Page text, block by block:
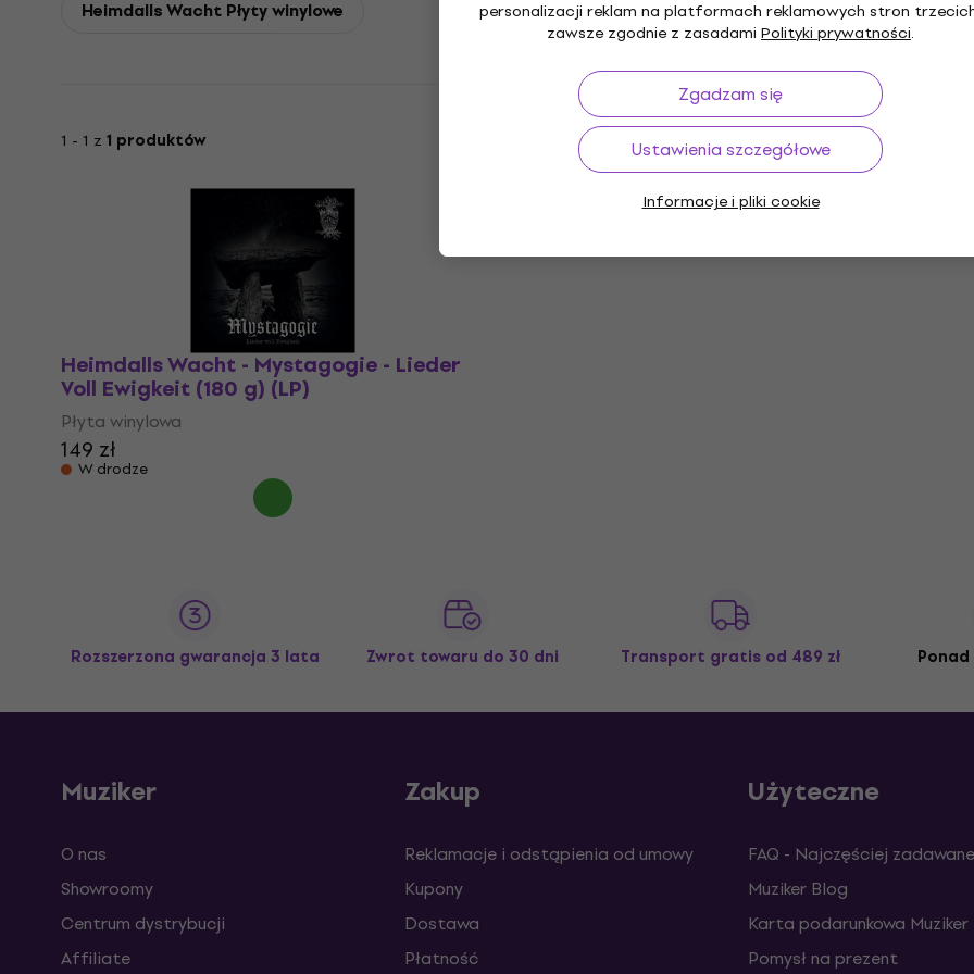
personalizacji reklam na platformach reklamowych stron
zawsze zgodnie z zasadami Polityki prywatności.
Zgadzam się
Ustawienia szczegółowe
Informacje i pliki cookie
Heimdalls Wacht Płyty winylowe
1 - 1 z 1 produktów
Heimdalls Wacht - Mystagogie - Lieder
Voll Ewigkeit (180 g) (LP)
Płyta winylowa
149 zł
W drodze
Rozszerzona gwarancja 3 lata Zwrot towaru do 30 dni Transport gratis od 489 zł
Muziker
O nas
Showroomy
Centrum dystrybucji
Affiliate
Zakup
Reklamacje i odstąpienia od umowy
Kupony
Dostawa
Płatność
Użyteczne
FAQ - Najczęściej
Muziker Blog
Karta podarunkowa Muziker
Pomysł na prezent